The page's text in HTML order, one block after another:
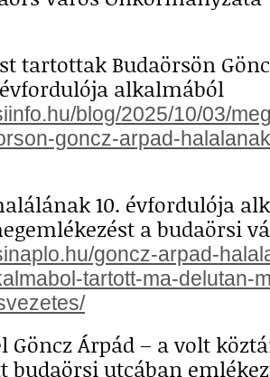
tartottak Budaörsön
alkalmából
blog/2025/10/03/
goncz-arpad-
10. évfordulója
a budaörsi
goncz-arpad-
tartott-ma-delutan-
Göncz Árpád – a volt
budaörsi utcában